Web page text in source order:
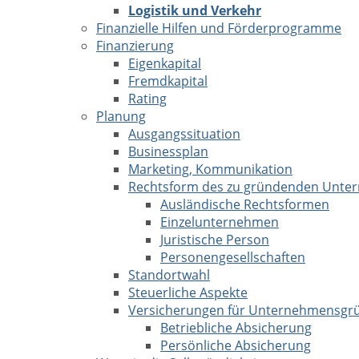
Logistik und Verkehr
Finanzielle Hilfen und Förderprogramme
Finanzierung
Eigenkapital
Fremdkapital
Rating
Planung
Ausgangssituation
Businessplan
Marketing, Kommunikation
Rechtsform des zu gründenden
Ausländische Rechtsformen
Einzelunternehmen
Juristische Person
Personengesellschaften
Standortwahl
Steuerliche Aspekte
Versicherungen für
Betriebliche Absicherung
Persönliche Absicherung